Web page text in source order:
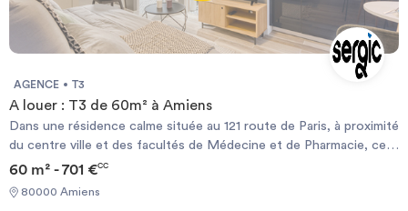
AGENCE T3
A louer : T3 de 60m² à Amiens
Dans une résidence calme située au 121 route de Paris, à proximité
du centre ville et des facultés de Médecine et de Pharmacie, cet
appartement offre une entrée avec un placard, une cuisine, un
séjour avec une terrasse, deux chambres parquetées, et une salle
de bains. L'appartement dispose également d'un emplacement de
60 m² - 701 €CC
80000 Amiens